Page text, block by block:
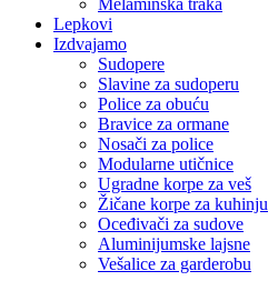
Melaminska traka
Lepkovi
Izdvajamo
Sudopere
Slavine za sudoperu
Police za obuću
Bravice za ormane
Nosači za police
Modularne utičnice
Ugradne korpe za veš
Žičane korpe za kuhinju
Oceđivači za sudove
Aluminijumske lajsne
Vešalice za garderobu